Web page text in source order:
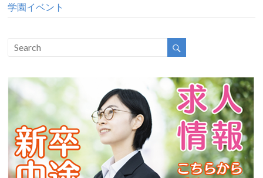
学園イベント